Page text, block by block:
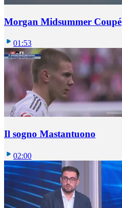
Morgan Midsummer Coupé
01:53
Il sogno Mastantuono
02:00